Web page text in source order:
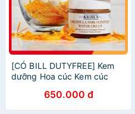
[CÓ BILL DUTYFREE] Kem
dưỡng Hoa cúc Kem cúc
Serum-Infused Water Cream
650.000 đ